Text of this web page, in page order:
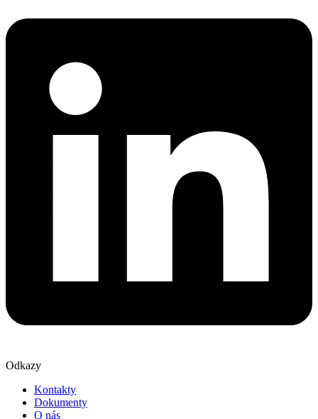
Odkazy
Kontakty
Dokumenty
O nás